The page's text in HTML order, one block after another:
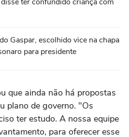
Gaspar, escolhido vice na chapa
para presidente
que ainda não há propostas
plano de governo. "Os
ter estudo. A nossa equipe
para oferecer esse